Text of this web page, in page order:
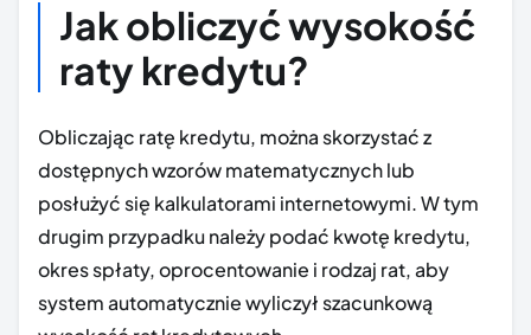
Jak obliczyć wysokość
raty kredytu?
Obliczając ratę kredytu, można skorzystać z
dostępnych wzorów matematycznych lub
posłużyć się kalkulatorami internetowymi. W tym
drugim przypadku należy podać kwotę kredytu,
okres spłaty, oprocentowanie i rodzaj rat, aby
system automatycznie wyliczył szacunkową